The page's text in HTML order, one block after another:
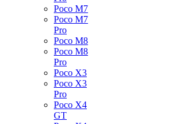
Poco M7
Poco M7
Pro
Poco M8
Poco M8
Pro
Poco X3
Poco X3
Pro
Poco X4
GT